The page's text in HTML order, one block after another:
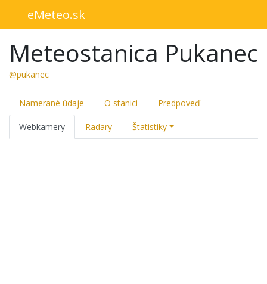
eMeteo.sk
Meteostanica Pukanec
@pukanec
Namerané údaje O stanici Predpoveď
Webkamery Radary Štatistiky